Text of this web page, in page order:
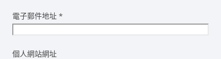
電子郵件地址 *
個人網站網址